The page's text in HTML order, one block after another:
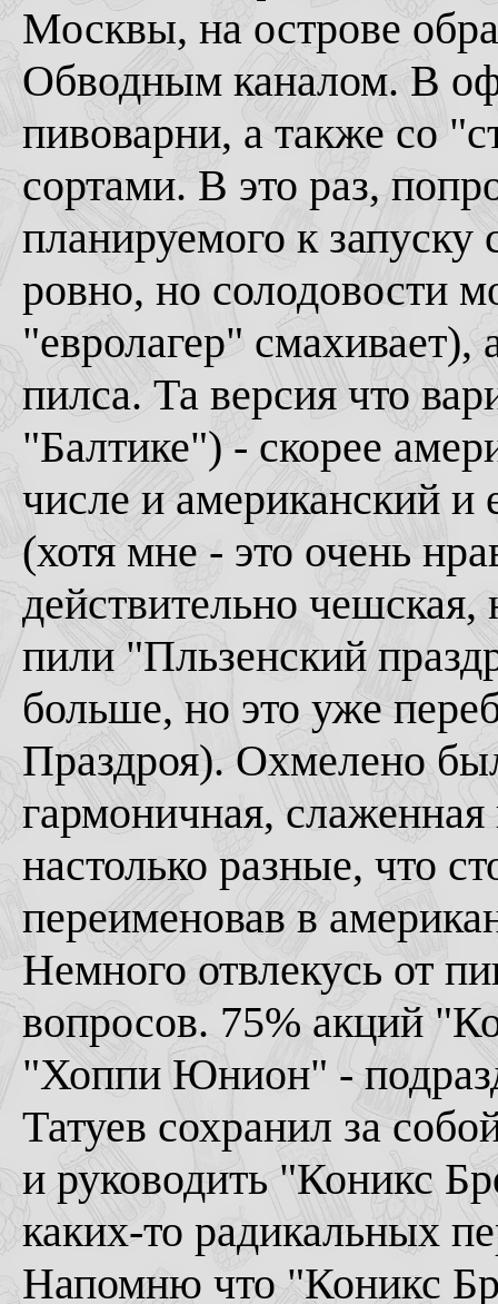
Москвы, на острове
Обводным каналом. В
пивоварни, а также со
сортами. В это раз,
планируемого к запуску
ровно, но солодовости
"евролагер"
пилса. Та версия что
"Балтике") - скорее
числе и американский
(хотя мне - это очень
действительно
пили "Пльзенский
больше, но это уже
Праздроя). Охмелено
гармоничная,
настолько разные, что
переименовав в
Немного отвлекусь от
вопросов. 75% акций
"Хоппи Юнион" -
Татуев сохранил за
и руководить "Коникс
каких-то радикальных
Напомню что "Коникс